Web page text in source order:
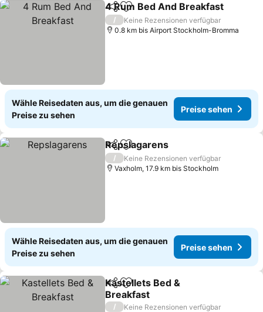
TeilenZu Favoriten hinzufügen
4 Rum Bed And Breakfast
/
Keine Rezensionen verfügbar
0.8 km bis Airport Stockholm-Bromma
Wähle Reisedaten aus, um die genauen
Preise zu sehen
Preise sehen
TeilenZu Favoriten hinzufügen
Repslagarens
/
Keine Rezensionen verfügbar
Vaxholm, 17.9 km bis Stockholm
Wähle Reisedaten aus, um die genauen
Preise zu sehen
Preise sehen
TeilenZu Favoriten hinzufügen
Kastellets Bed &
Breakfast
/
Keine Rezensionen verfügbar